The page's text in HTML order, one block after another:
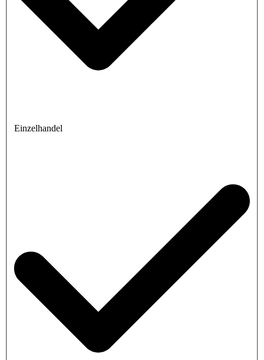
Einzelhandel